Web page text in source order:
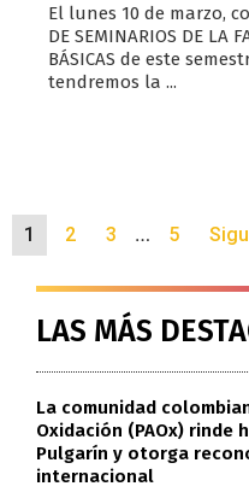
El lunes 10 de marzo,
DE SEMINARIOS DE LA
BÁSICAS de este
tendremos la ...
1 2 3 … 5
LAS MÁS
La comunidad
Oxidación (PAOx) rinde
Pulgarín y otorga
internacional